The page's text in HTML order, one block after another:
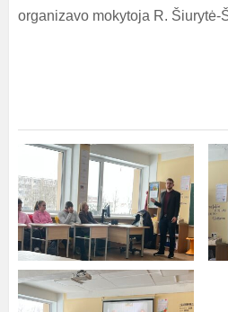
organizavo mokytoja R. Šiurytė-